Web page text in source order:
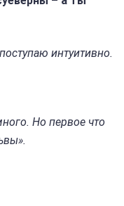
интуитивно.
Но первое что